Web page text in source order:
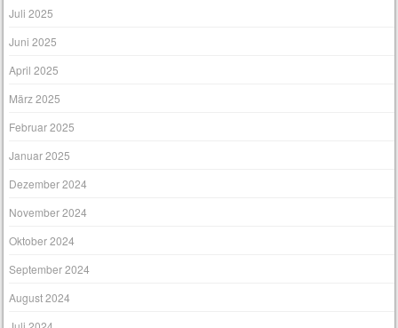
Juli 2025
Juni 2025
April 2025
März 2025
Februar 2025
Januar 2025
Dezember 2024
November 2024
Oktober 2024
September 2024
August 2024